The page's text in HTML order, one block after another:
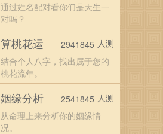
通过姓名配对看你们是天生一
对吗？
算桃花运
结合个人八字，找出属于您的
桃花流年。
2941845 人测
姻缘分析
从命理上来分析你的姻缘情
况。
2541845 人测